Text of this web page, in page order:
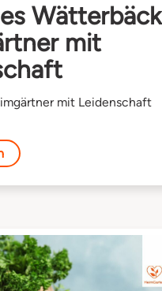
Wätterbäck
mit
mit Leidenschaft